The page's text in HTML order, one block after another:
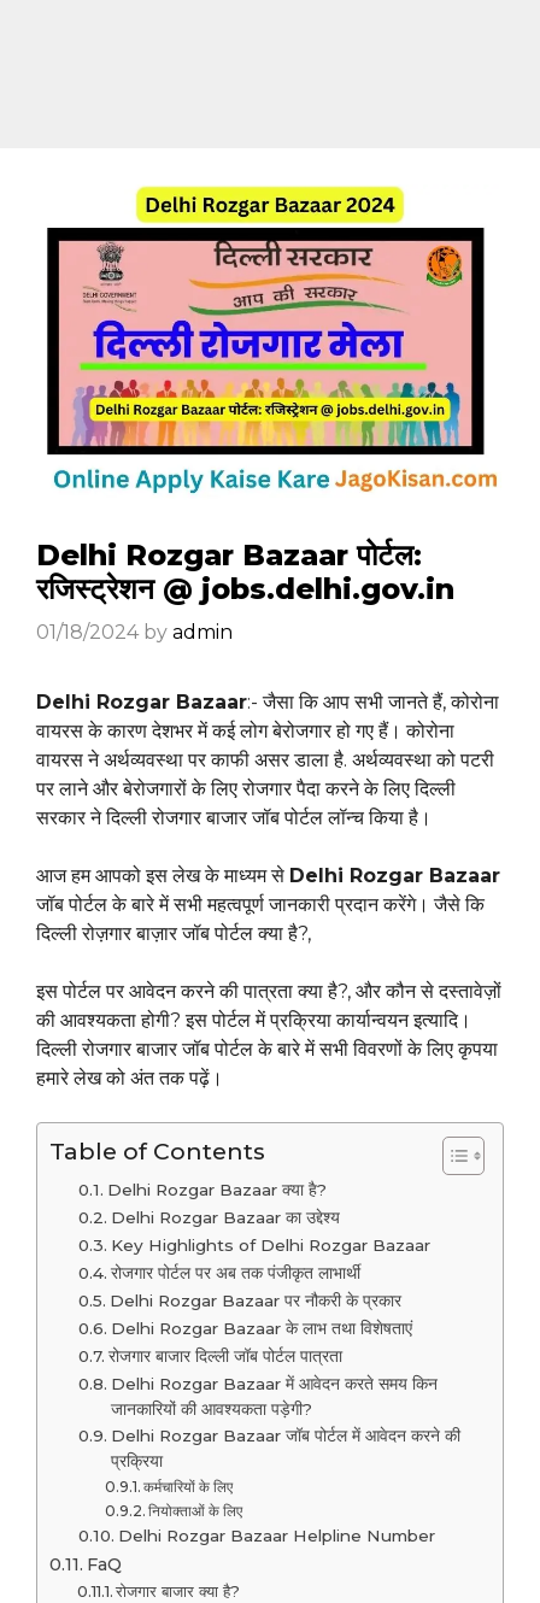
Delhi Rozgar Bazaar पोर्टल:
रजिस्ट्रेशन @ jobs.delhi.gov.in
01/18/2024 by admin
Delhi Rozgar Bazaar:- जैसा कि आप सभी जानते हैं, कोरोना
वायरस के कारण देशभर में कई लोग बेरोजगार हो गए हैं। कोरोना
वायरस ने अर्थव्यवस्था पर काफी असर डाला है. अर्थव्यवस्था को पटरी
पर लाने और बेरोजगारों के लिए रोजगार पैदा करने के लिए दिल्ली
सरकार ने दिल्ली रोजगार बाजार जॉब पोर्टल लॉन्च किया है।
आज हम आपको इस लेख के माध्यम से Delhi Rozgar Bazaar
जॉब पोर्टल के बारे में सभी महत्वपूर्ण जानकारी प्रदान करेंगे। जैसे कि
दिल्ली रोज़गार बाज़ार जॉब पोर्टल क्या है?,
इस पोर्टल पर आवेदन करने की पात्रता क्या है?, और कौन से दस्तावेज़ों
की आवश्यकता होगी? इस पोर्टल में प्रक्रिया कार्यान्वयन इत्यादि।
दिल्ली रोजगार बाजार जॉब पोर्टल के बारे में सभी विवरणों के लिए कृपया
हमारे लेख को अंत तक पढ़ें।
Table of Contents
Delhi Rozgar Bazaar क्या है?
Delhi Rozgar Bazaar का उद्देश्य
Key Highlights of Delhi Rozgar Bazaar
रोजगार पोर्टल पर अब तक पंजीकृत लाभार्थी
Delhi Rozgar Bazaar पर नौकरी के प्रकार
Delhi Rozgar Bazaar के लाभ तथा विशेषताएं
रोजगार बाजार दिल्ली जॉब पोर्टल पात्रता
Delhi Rozgar Bazaar में आवेदन करते समय किन
जानकारियों की आवश्यकता पड़ेगी?
Delhi Rozgar Bazaar जॉब पोर्टल में आवेदन करने की
प्रक्रिया
कर्मचारियों के लिए
नियोक्ताओं के लिए
Delhi Rozgar Bazaar Helpline Number
FaQ
रोजगार बाजार क्या है?